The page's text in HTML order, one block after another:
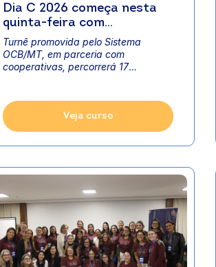
Dia C 2026 começa nesta
quinta-feira com
espetáculo que celebra os
50 anos do cooperativismo
em Mato Grosso
Turnê promovida pelo Sistema
OCB/MT, em parceria com
cooperativas, percorrerá 17
Veja curso